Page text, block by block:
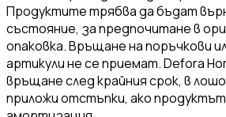
Продуктите трябва да бъдат
състояние, за предпочитане в
опаковка. Връщане на поръчкови
артикули не се приемат. Defora
връщане след крайния срок, в
приложи отстъпки, ако